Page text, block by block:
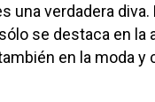
una verdadera diva.
se destaca en la
en la moda y